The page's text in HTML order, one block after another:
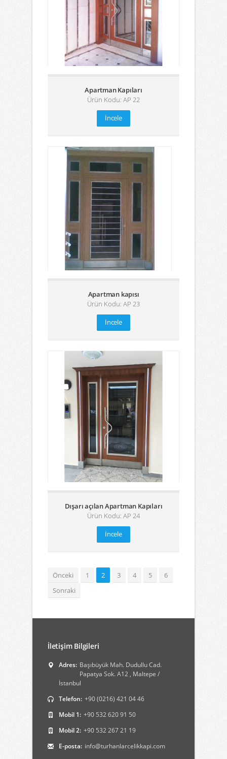
Apartman Kapıları
Ürün Kodu: AP 22
İncele
Apartman kapısı
Ürün Kodu: AP 23
İncele
Dışarı açılan Apartman Kapıları
Ürün Kodu: AP 24
İncele
Önceki 1 2 3 4 5
6
Sonraki
İletişim Bilgileri
Adres: Başıbüyük Mah. Dudullu Cad.
Papatya Sok. A12 , Maltepe /
İstanbul
Telefon: +90 (0216) 421 04 46
Mobil 1: +90 532 620 91 50
Mobil 2: +90 532 267 21 19
E-posta: info@turhanlarcelikkapi.com